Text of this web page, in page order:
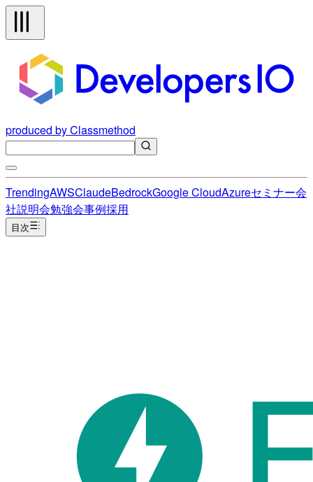
produced by Classmethod
TrendingAWSClaudeBedrockGoogle CloudAzureセミナー会
社説明会勉強会事例採用
目次